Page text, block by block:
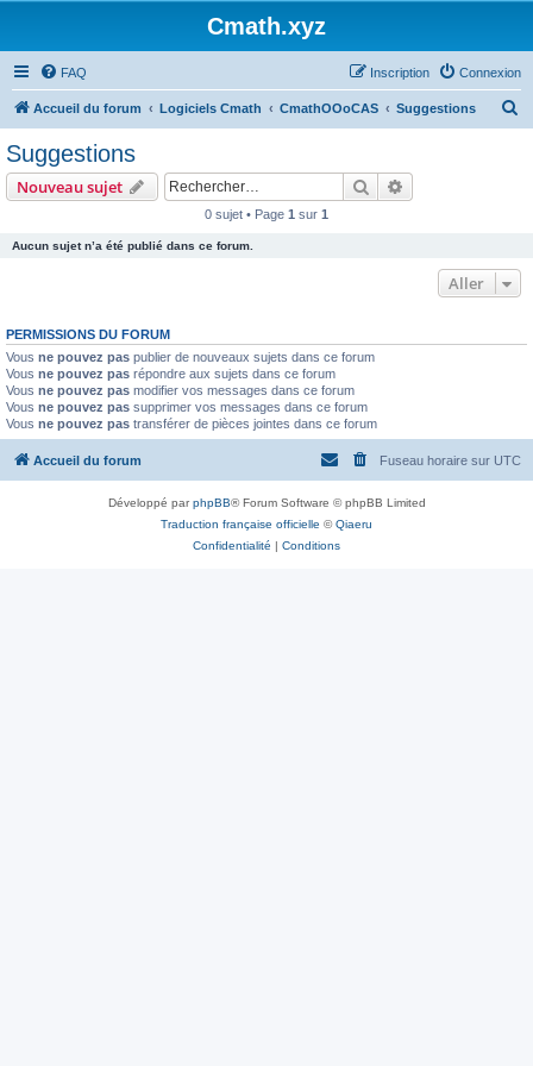
Cmath.xyz
FAQ Connexion
Inscription
Accueil du forum Logiciels Cmath CmathOOoCAS Suggestions
Suggestions
Nouveau sujet Rechercher
0 sujet • Page 1 sur 1
Aucun sujet n’a été publié dans ce forum.
Aller
PERMISSIONS DU FORUM
Vous ne pouvez pas publier de nouveaux sujets dans ce forum
Vous ne pouvez pas répondre aux sujets dans ce forum
Vous ne pouvez pas modifier vos messages dans ce forum
Vous ne pouvez pas supprimer vos messages dans ce forum
Vous ne pouvez pas transférer de pièces jointes dans ce forum
Accueil du forum Fuseau horaire sur UTC
Développé parphpBB® Forum Software © phpBB Limited
Traduction française officielle ©Qiaeru
Confidentialité | Conditions